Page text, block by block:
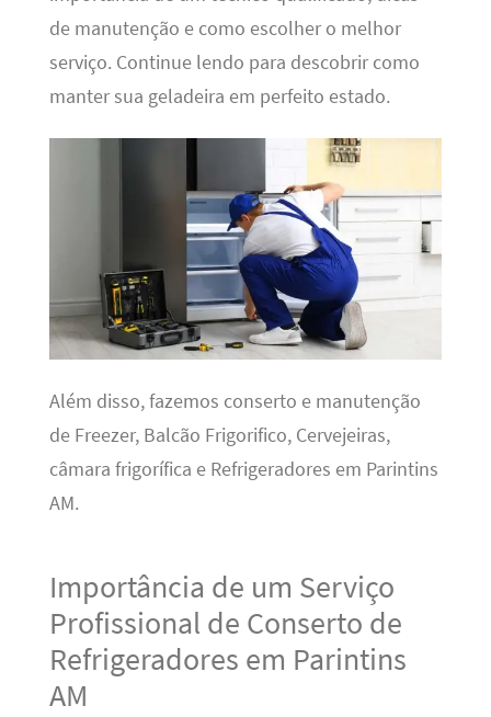
de manutenção e como escolher o melhor
serviço. Continue lendo para descobrir como
manter sua geladeira em perfeito estado.
Além disso, fazemos conserto e manutenção
de Freezer, Balcão Frigorifico, Cervejeiras,
câmara frigorífica e Refrigeradores em Parintins
AM.
Importância de um Serviço
Profissional de Conserto de
Refrigeradores em Parintins
AM